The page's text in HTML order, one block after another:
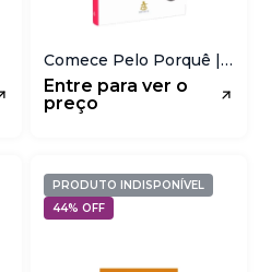
Comece Pelo Porquê |
Como Grandes Líderes
Inspiram Pessoas e
Equipes a Agir
Entre para ver o
preço
PRODUTO INDISPONÍVEL
44% OFF